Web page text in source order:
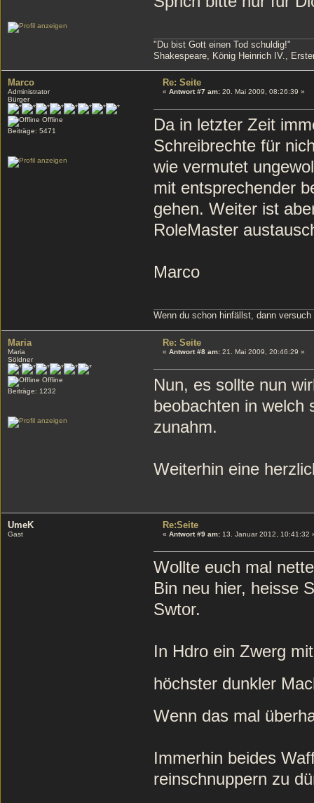
"Du bist Gott einen Tod schuldig!"
Shakespeare, König Heinrich IV.,
Marco
Administrator
Bürger
Offline
Beiträge: 5471
Re: Seite
« Antwort #7 am:20. Mai 2009, 08:26:39 »
Da in letzter Zeit
Schreibrechte für
wie vermutet
mit entsprechender
gehen. Weiter ist
RoleMaster
Marco
Wenn du schon hinfällst, dann
Maria
Maria
Söldner
Offline
Beiträge: 1232
Re: Seite
« Antwort #8 am:21. Mai 2009, 20:46:29 »
Nun, es sollte nun
beobachten in welch
zunahm.
Weiterhin eine
UmeK
Gast
Re:Seite
« Antwort #9 am:13. Januar 2012, 10:41:32
Wollte euch mal
Bin neu hier, heisse
Swtor.
In Hdro ein Zwerg
höchster dunkler
Wenn das mal
Immerhin beides
reinschnuppern zu